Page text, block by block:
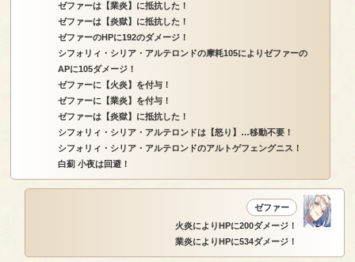
ゼファーは【業炎】に抵抗した！
ゼファーは【炎獄】に抵抗した！
ゼファーのHPに192のダメージ！
シフォリィ・シリア・アルテロンドの摩耗105によりゼファーの
APに105ダメージ！
ゼファーに【火炎】を付与！
ゼファーに【業炎】を付与！
ゼファーは【炎獄】に抵抗した！
シフォリィ・シリア・アルテロンドは【怒り】…移動不要！
シフォリィ・シリア・アルテロンドのアルトゲフェングニス！
白薊 小夜は回避！
ゼファー
火炎によりHPに200ダメージ！
業炎によりHPに534ダメージ！